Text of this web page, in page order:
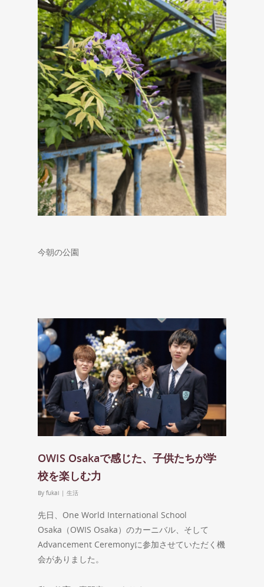
今朝の公園
OWIS Osakaで感じた、子供たちが学
校を楽しむ力
By fukai | 生活
先日、One World International School
Osaka（OWIS Osaka）のカーニバル、そして
Advancement Ceremonyに参加させていただく機
会がありました。